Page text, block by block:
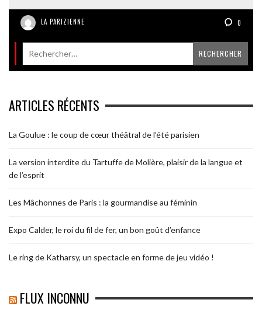
LA PARIZIENNE 0
ARTICLES RÉCENTS
La Goulue : le coup de cœur théâtral de l’été parisien
La version interdite du Tartuffe de Molière, plaisir de la langue et
de l’esprit
Les Mâchonnes de Paris : la gourmandise au féminin
Expo Calder, le roi du fil de fer, un bon goût d’enfance
Le ring de Katharsy, un spectacle en forme de jeu vidéo !
FLUX INCONNU